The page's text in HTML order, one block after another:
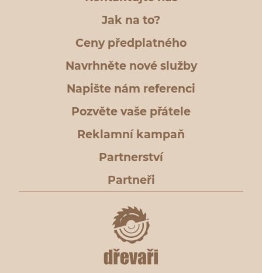
Jak na to?
Ceny předplatného
Navrhněte nové služby
Napište nám referenci
Pozvěte vaše přátele
Reklamní kampaň
Partnerství
Partneři